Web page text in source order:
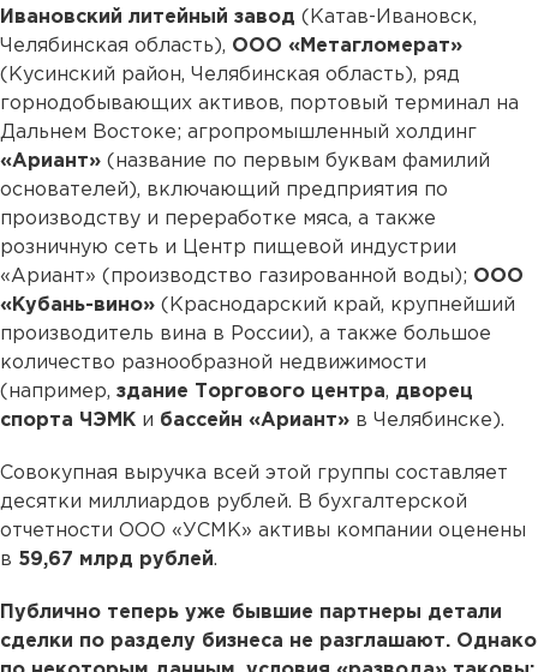
Ивановский литейный завод (Катав-Ивановск,
Челябинская область), ООО «Метагломерат»
(Кусинский район, Челябинская область), ряд
горнодобывающих активов, портовый терминал на
Дальнем Востоке; агропромышленный холдинг
«Ариант» (название по первым буквам фамилий
основателей), включающий предприятия по
производству и переработке мяса, а также
розничную сеть и Центр пищевой индустрии
«Ариант» (производство газированной воды); ООО
«Кубань-вино» (Краснодарский край, крупнейший
производитель вина в России), а также большое
количество разнообразной недвижимости
(например, здание Торгового центра, дворец
спорта ЧЭМК и бассейн «Ариант» в Челябинске).
Совокупная выручка всей этой группы составляет
десятки миллиардов рублей. В бухгалтерской
отчетности ООО «УСМК» активы компании оценены
в 59,67 млрд рублей.
Публично теперь уже бывшие партнеры детали
сделки по разделу бизнеса не разглашают. Однако